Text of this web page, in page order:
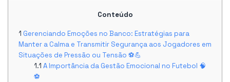
Conteúdo
Gerenciando Emoções no Banco: Estratégias para
Manter a Calma e Transmitir Segurança aos Jogadores em
Situações de Pressão ou Tensão ⚽💪
A Importância da Gestão Emocional no Futebol 🧠
⚽